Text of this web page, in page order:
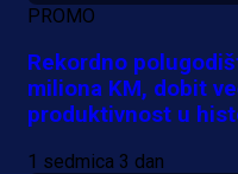
PROMO
Rekordno
miliona KM, dobit
produktivnost u
1 sedmica 3 dan